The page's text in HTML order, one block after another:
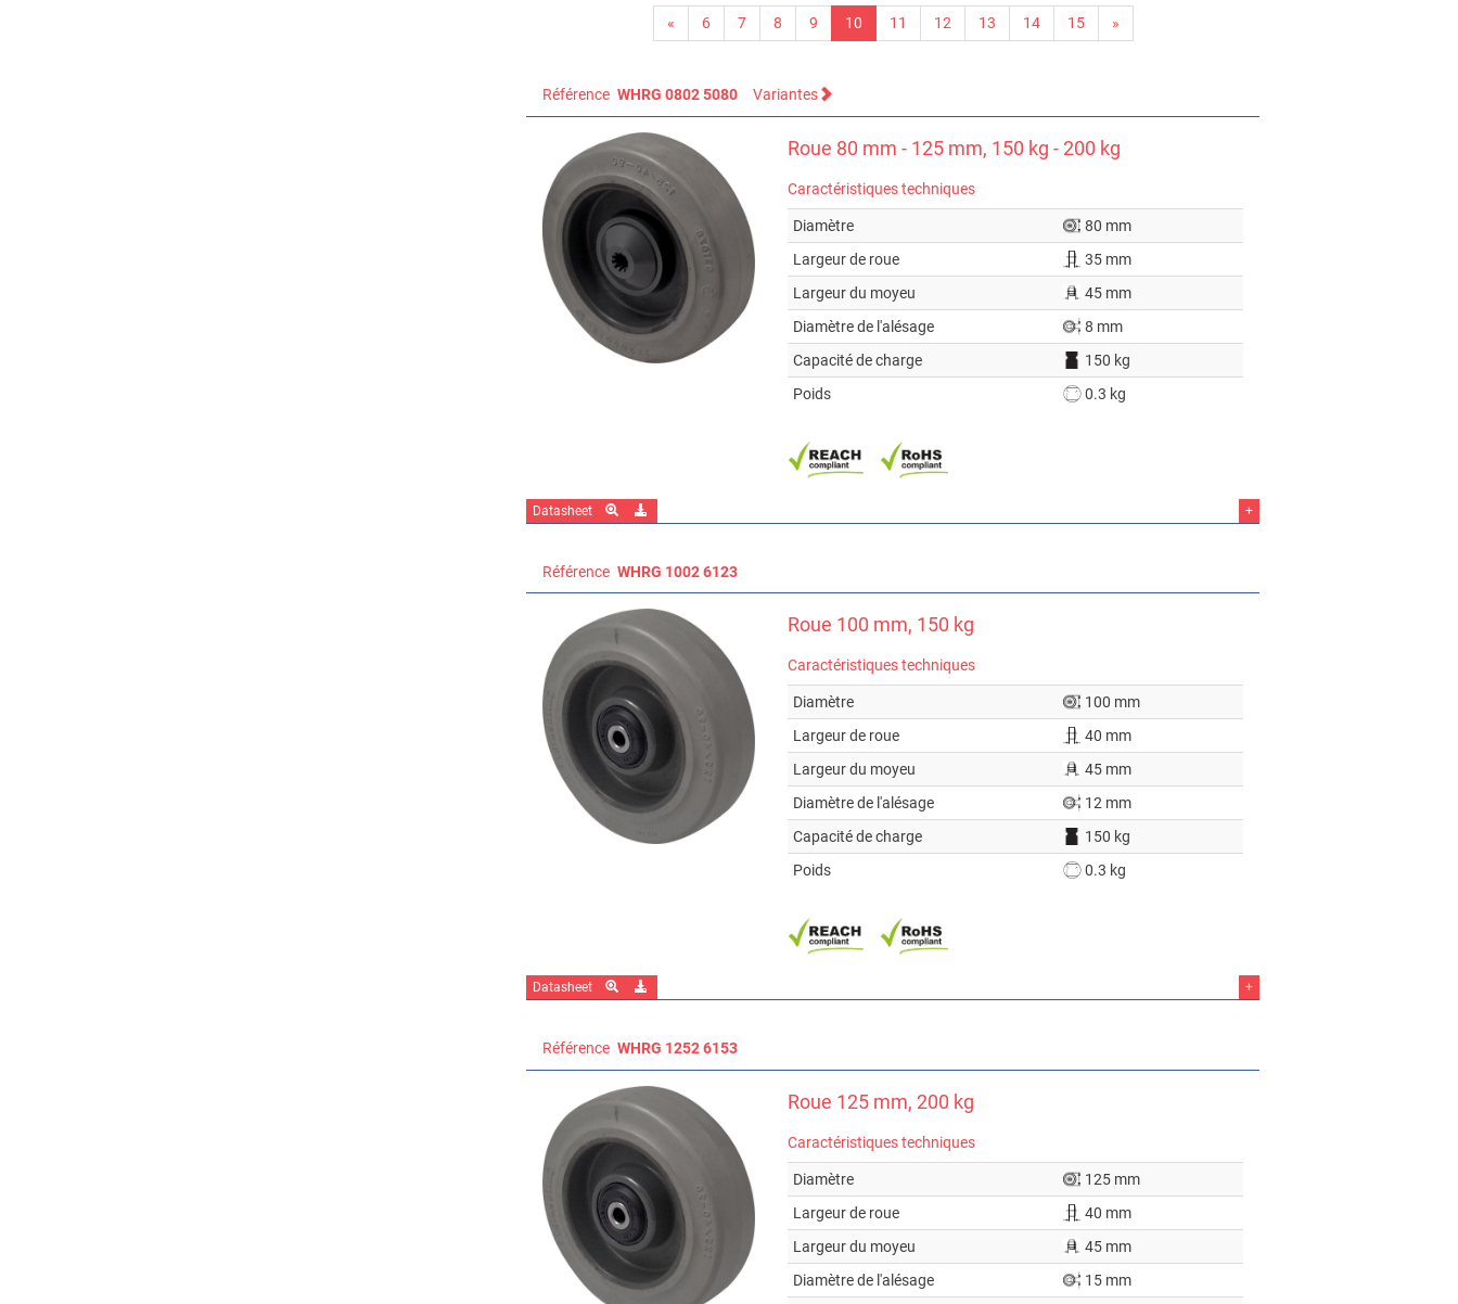
« 6 7 8 9 10 11 12 13 14 15 »
Référence WHRG 0802 5080 Variantes
Datasheet
Roue 80 mm - 125 mm, 150 kg - 200 kg
Caractéristiques techniques
Diamètre
80 mm
Largeur de roue
35 mm
Largeur du moyeu
45 mm
Diamètre de l'alésage
8 mm
Capacité de charge
150 kg
Poids
0.3 kg
+
Référence WHRG 1002 6123
Datasheet
Roue 100 mm, 150 kg
Caractéristiques techniques
Diamètre
100 mm
Largeur de roue
40 mm
Largeur du moyeu
45 mm
Diamètre de l'alésage
12 mm
Capacité de charge
150 kg
Poids
0.3 kg
+
Référence WHRG 1252 6153
Roue 125 mm, 200 kg
Caractéristiques techniques
Diamètre
125 mm
Largeur de roue
40 mm
Largeur du moyeu
45 mm
Diamètre de l'alésage
15 mm